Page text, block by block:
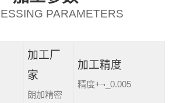
PARAMETERS
加工厂
家
朗加精密
加工精度
精度+¬_0.005